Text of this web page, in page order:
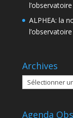
ALPHEA: la
l’observatoire
Archives
Archives
Agenda